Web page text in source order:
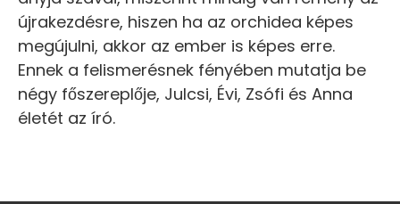
újrakezdésre, hiszen ha az orchidea képes
megújulni, akkor az ember is képes erre.
Ennek a felismerésnek fényében mutatja be
négy főszereplője, Julcsi, Évi, Zsófi és Anna
életét az író.